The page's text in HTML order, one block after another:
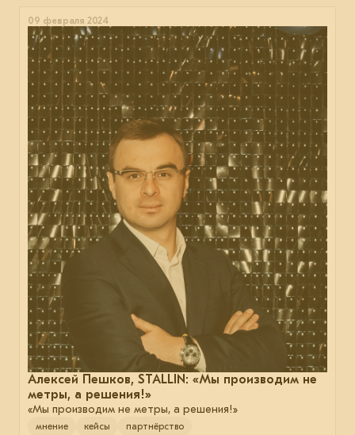
09 февраля 2024
Алексей Пешков, STALLIN: «Мы производим не
метры, а решения!»
«Мы производим не метры, а решения!»
мнение кейсы партнёрство